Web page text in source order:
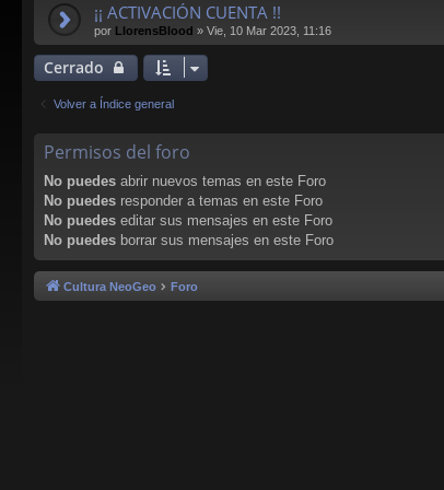
¡¡ ACTIVACIÓN CUENTA !!
por LlorensBlood » Vie, 10 Mar 2023, 11:16
Cerrado
Volver a Índice general
Permisos del foro
No puedes abrir nuevos temas en este Foro
No puedes responder a temas en este Foro
No puedes editar sus mensajes en este Foro
No puedes borrar sus mensajes en este Foro
Cultura NeoGeo Foro